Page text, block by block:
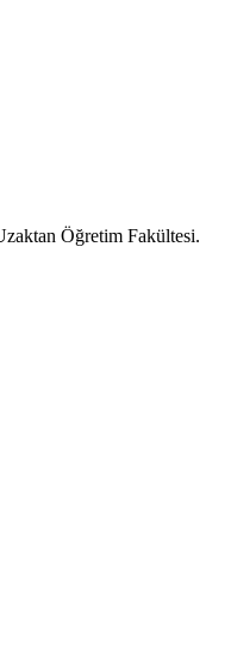
Öğretim Fakültesi.